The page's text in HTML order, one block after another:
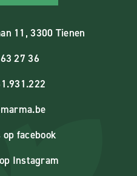
11, 3300 Tienen
27 36
op facebook
Instagram